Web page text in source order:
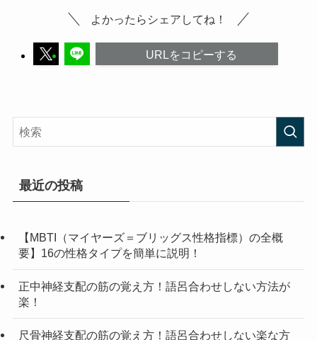
よかったらシェアしてね！
URLをコピーする
最近の投稿
【MBTI（マイヤーズ＝ブリッグス性格指標）の全概
要】16の性格タイプを簡単に説明！
正中神経支配の筋の覚え方！語呂合わせしない方法が
楽！
尺骨神経支配の筋の覚え方！語呂合わせしない楽な方